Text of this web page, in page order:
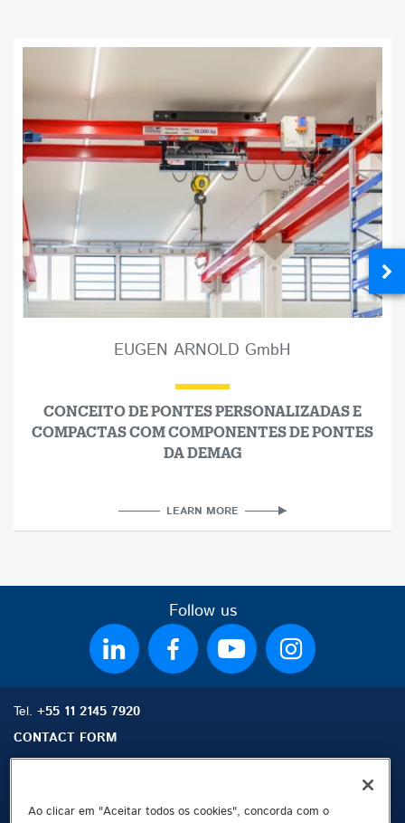
EUGEN ARNOLD GmbH
CONCEITO DE PONTES PERSONALIZADAS E
COMPACTAS COM COMPONENTES DE PONTES
DA DEMAG
LEARN MORE
Follow us
Tel. +55 11 2145 7920
CONTACT FORM
Mapa do site Buscar Contato
Ao clicar em "Aceitar todos os cookies", concorda com o